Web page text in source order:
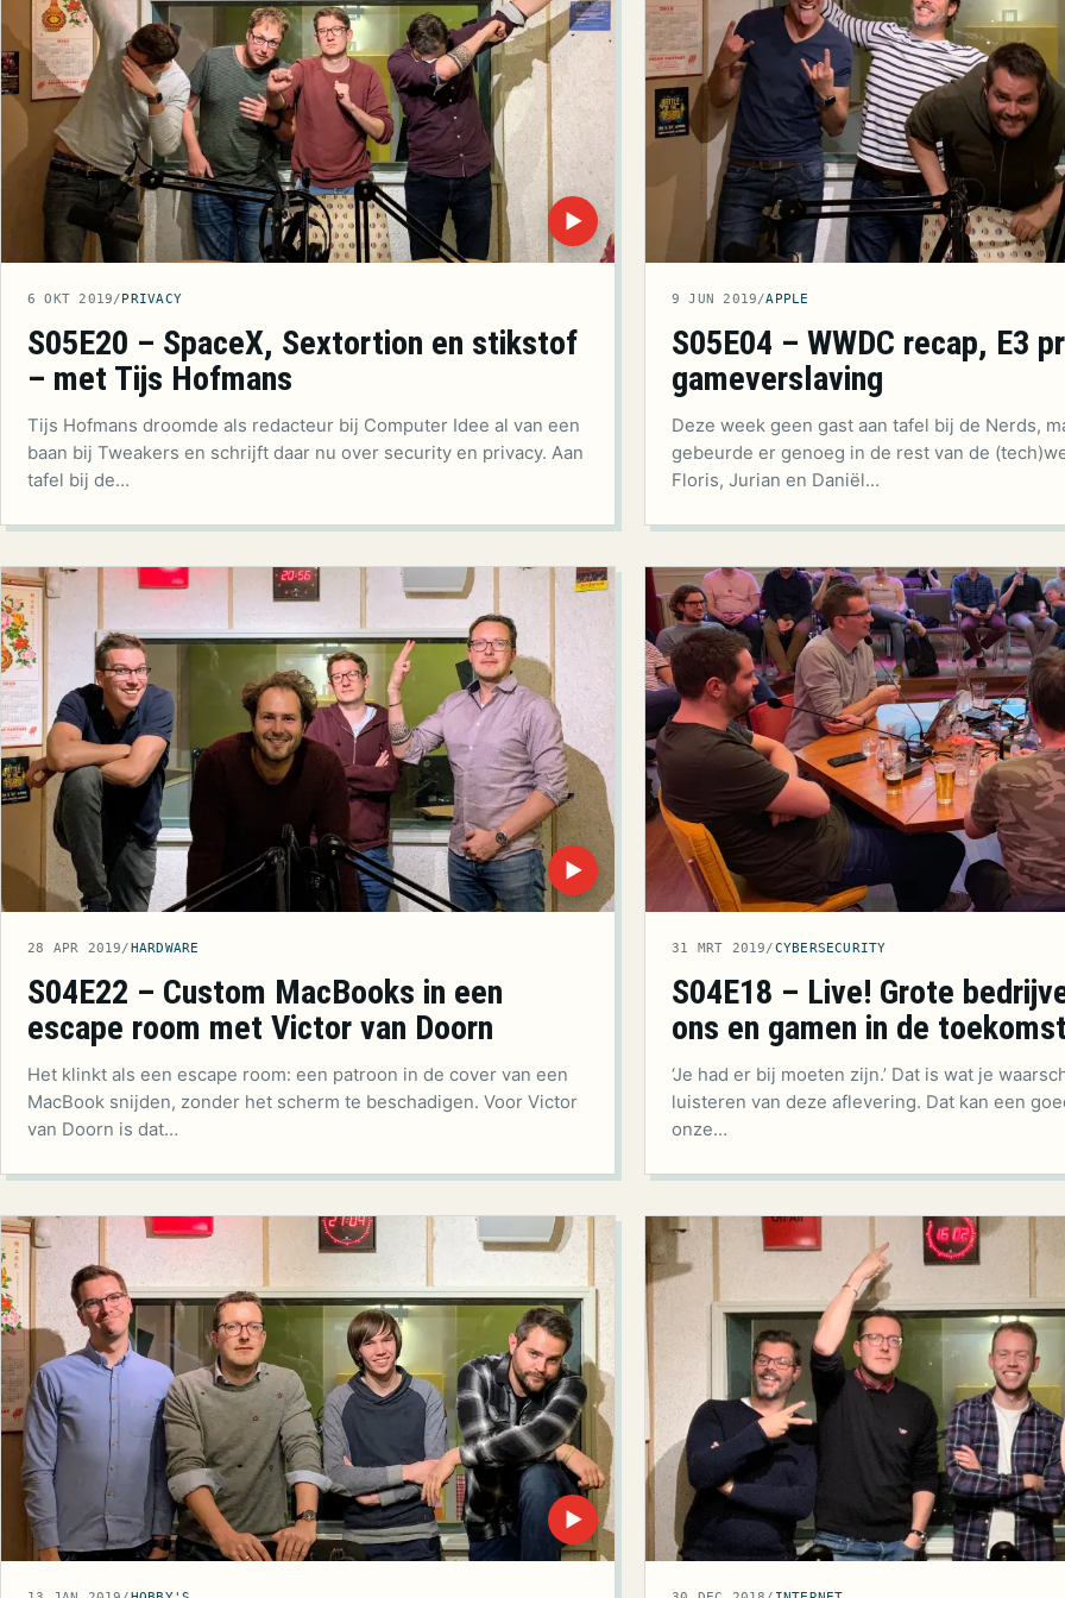
▶
6 OKT 2019/PRIVACY
S05E20 – SpaceX, Sextortion en stikstof
– met Tijs Hofmans
Tijs Hofmans droomde als redacteur bij Computer Idee al van een
baan bij Tweakers en schrijft daar nu over security en privacy. Aan
tafel bij de…
9 JUN 2019/APPLE
S05E04 – WWDC recap, E3
gameverslaving
Deze week geen gast aan tafel bij de Nerds,
gebeurde er genoeg in de rest van de
Floris, Jurian en Daniël…
▶
28 APR 2019/ HARDWARE
S04E22 – Custom MacBooks in een
escape room met Victor van Doorn
Het klinkt als een escape room: een patroon in de cover van een
MacBook snijden, zonder het scherm te beschadigen. Voor Victor
van Doorn is dat…
31 MRT 2019/CYBERSECURITY
S04E18 – Live! Grote
ons en gamen in de
‘Je had er bij moeten zijn.’ Dat is wat je
luisteren van deze aflevering. Dat kan een
onze…
▶